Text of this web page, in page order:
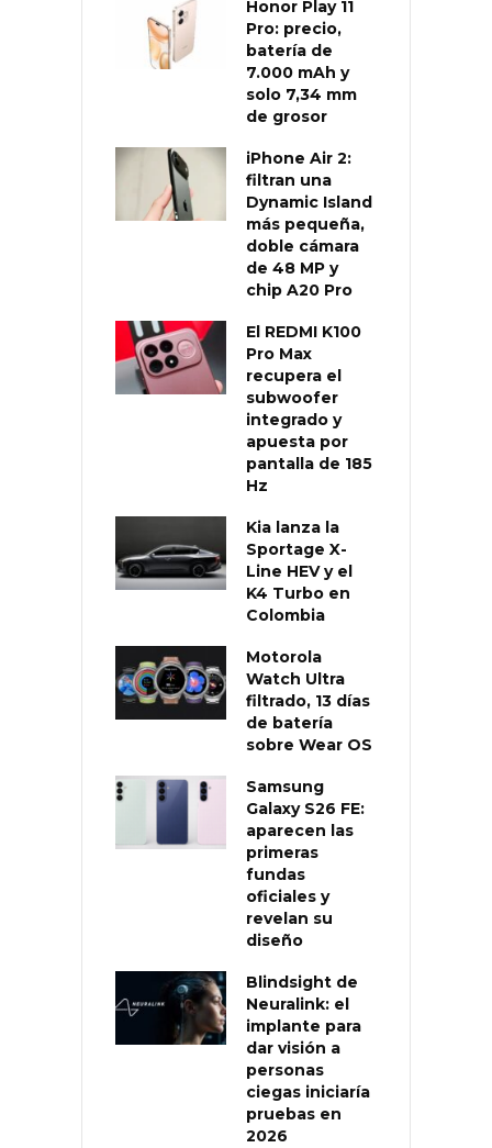
Honor Play 11
Pro: precio,
batería de
7.000 mAh y
solo 7,34 mm
de grosor
iPhone Air 2:
filtran una
Dynamic Island
más pequeña,
doble cámara
de 48 MP y
chip A20 Pro
El REDMI K100
Pro Max
recupera el
subwoofer
integrado y
apuesta por
pantalla de 185
Hz
Kia lanza la
Sportage X-
Line HEV y el
K4 Turbo en
Colombia
Motorola
Watch Ultra
filtrado, 13 días
de batería
sobre Wear OS
Samsung
Galaxy S26 FE:
aparecen las
primeras
fundas
oficiales y
revelan su
diseño
Blindsight de
Neuralink: el
implante para
dar visión a
personas
ciegas iniciaría
pruebas en
2026